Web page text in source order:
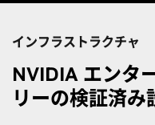
インフラストラクチャ
NVIDIA エンタ
リーの検証済み